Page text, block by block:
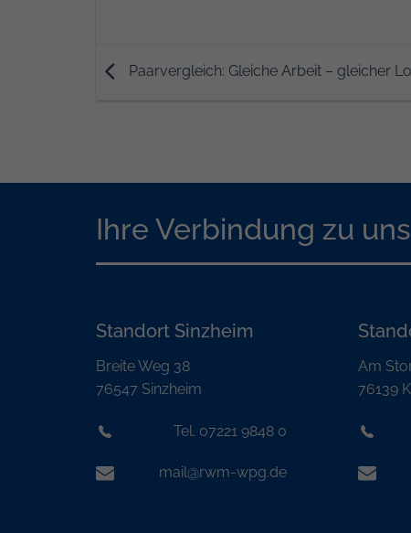
Paarvergleich: Gleiche Arbeit – gleicher
Ihre Verbindung zu uns
Standort Sinzheim
Breite Weg 38
76547 Sinzheim
Tel. 07221 9848 0
mail@rwm-wpg.de
Am
76139